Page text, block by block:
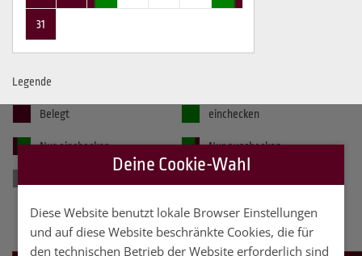
Deine Cookie-Wahl
Diese Website benutzt lokale Browser Einstellungen
und auf diese Website beschränkte Cookies, die für
den technischen Betrieb der Website erforderlich sind
31
Legende
Belegt einchecken
Nur einchecken Nur auschecken